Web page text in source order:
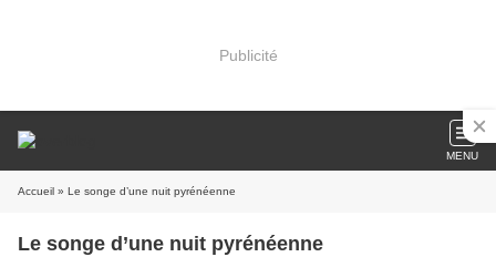
Publicité
MENU
Accueil » Le songe d’une nuit pyrénéenne
Le songe d’une nuit pyrénéenne